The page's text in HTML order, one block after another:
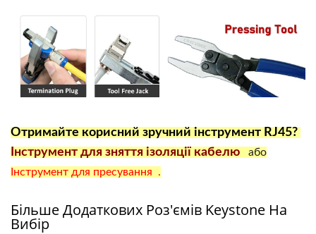
Отримайте корисний зручний інструмент RJ45?
Інструмент для зняття ізоляції кабелю
або
Інструмент для пресування .
Більше Додаткових Роз'ємів Keystone На
Вибір